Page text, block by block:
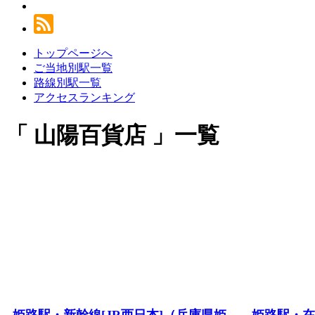
トップページへ
ご当地別駅一覧
路線別駅一覧
アクセスランキング
山陽百貨店 一覧